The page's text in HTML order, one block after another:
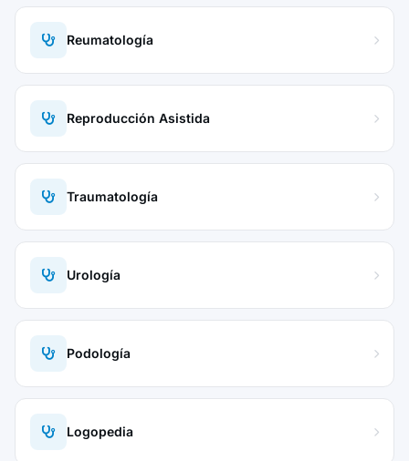
Reumatología
Reproducción Asistida
Traumatología
Urología
Podología
Logopedia